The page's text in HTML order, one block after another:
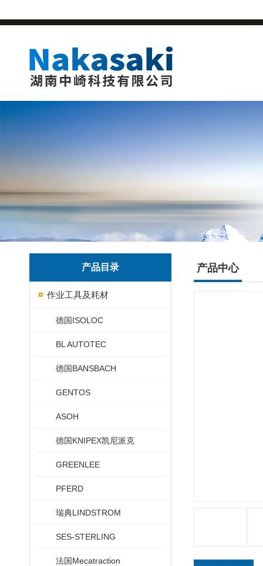
产品目录
作业工具及耗材
德国ISOLOC
BL AUTOTEC
德国BANSBACH
GENTOS
ASOH
德国KNIPEX凯尼派克
GREENLEE
PFERD
瑞典LINDSTROM
SES-STERLING
法国Mecatraction
产品中心